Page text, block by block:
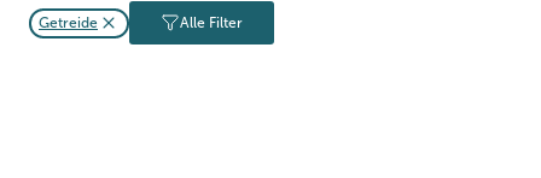
ähnlich oder genauso verwendet.
Getreide Alle Filter